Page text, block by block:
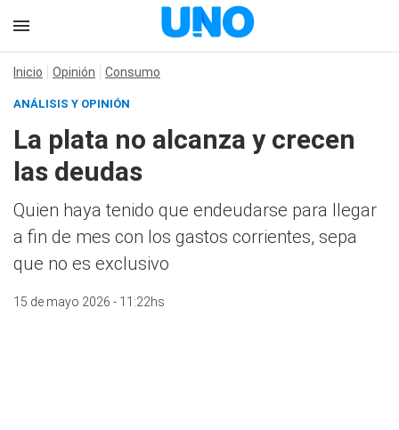
Inicio Opinión Consumo
ANÁLISIS Y OPINIÓN
La plata no alcanza y crecen
las deudas
Quien haya tenido que endeudarse para llegar
a fin de mes con los gastos corrientes, sepa
que no es exclusivo
15 de mayo 2026 - 11:22hs